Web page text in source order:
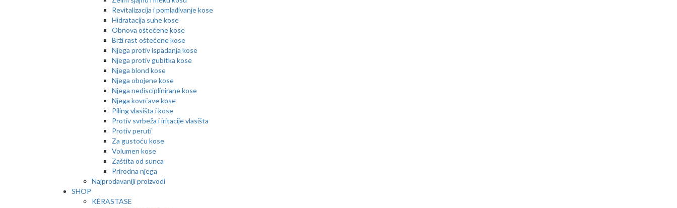
Revitalizacija i pomlađivanje kose
Hidratacija suhe kose
Obnova oštećene kose
Brži rast oštećene kose
Njega protiv ispadanja kose
Njega protiv gubitka kose
Njega blond kose
Njega obojene kose
Njega nedisciplinirane kose
Njega kovrčave kose
Piling vlasišta i kose
Protiv svrbeža i iritacije vlasišta
Protiv peruti
Za gustoću kose
Volumen kose
Zaštita od sunca
Prirodna njega
Najprodavaniji proizvodi
SHOP
KÉRASTASE